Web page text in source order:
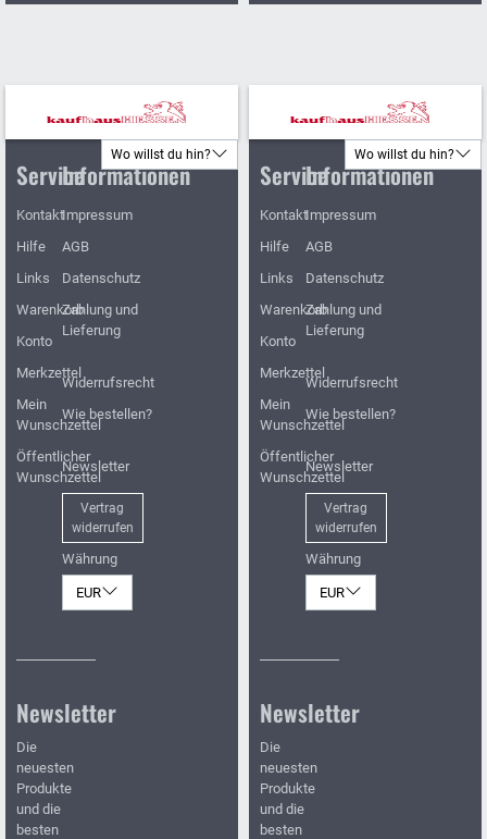
Wo willst du hin?
Service
Kontakt
Hilfe
Links
Warenkorb
Konto
Merkzettel
Mein
Wunschzettel
Öffentlicher
Wunschzettel
Informationen
Impressum
AGB
Datenschutz
Zahlung und
Lieferung
Widerrufsrecht
Wie bestellen?
Newsletter
Vertrag
widerrufen
Währung
EUR
Newsletter
Die
neuesten
Produkte
und die
besten
Wo willst du hin?
Service
Kontakt
Hilfe
Links
Warenkorb
Konto
Merkzettel
Mein
Wunschzettel
Öffentlicher
Wunschzettel
Informationen
Impressum
AGB
Datenschutz
Zahlung und
Lieferung
Widerrufsrecht
Wie bestellen?
Newsletter
Vertrag
widerrufen
Währung
EUR
Newsletter
Die
neuesten
Produkte
und die
besten